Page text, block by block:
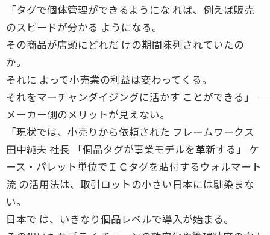
「タグで個体管理ができるようにな れば、例えば販売
のスピードが分かる ようになる。
その商品が店頭にどれだ けの期間陳列されていたの
か。
それに よって小売業の利益は変わってくる。
それをマーチャンダイジングに活かす ことができる」 ――
メーカー側のメリットが見えない。
「現状では、小売りから依頼された フレームワークス
田中純夫 社長 「個品タグが事業モデルを革新する」 ケ
ース・パレット単位でＩＣタグを貼付するウォルマート
流 の活用法は、取引ロットの小さい日本には馴染まな
い。
日本で は、いきなり個品レベルで導入が始まる。